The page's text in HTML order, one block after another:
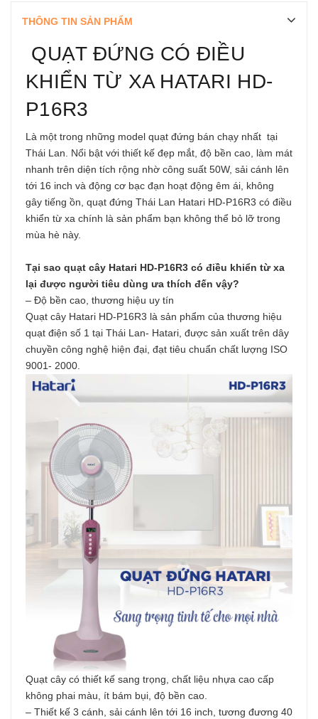
THÔNG TIN SẢN PHẨM
QUẠT ĐỨNG CÓ ĐIỀU
KHIỂN TỪ XA HATARI HD-
P16R3
Là một trong những model quạt đứng bán chạy nhất tại
Thái Lan. Nổi bật với thiết kế đẹp mắt, độ bền cao, làm mát
nhanh trên diện tích rộng nhờ công suất 50W, sải cánh lên
tới 16 inch và động cơ bạc đạn hoạt động êm ái, không
gây tiếng ồn, quạt đứng Thái Lan Hatari HD-P16R3 có điều
khiển từ xa chính là sản phẩm bạn không thể bỏ lỡ trong
mùa hè này.
Tại sao quạt cây Hatari HD-P16R3 có điều khiển từ xa
lại được người tiêu dùng ưa thích đến vậy?
– Độ bền cao, thương hiệu uy tín
Quạt cây Hatari HD-P16R3 là sản phẩm của thương hiệu
quạt điện số 1 tại Thái Lan- Hatari, được sản xuất trên dây
chuyền công nghệ hiện đại, đạt tiêu chuẩn chất lượng ISO
9001- 2000.
Quạt cây có thiết kế sang trọng, chất liệu nhựa cao cấp
không phai màu, ít bám bụi, độ bền cao.
– Thiết kế 3 cánh, sải cánh lên tới 16 inch, tương đương 40